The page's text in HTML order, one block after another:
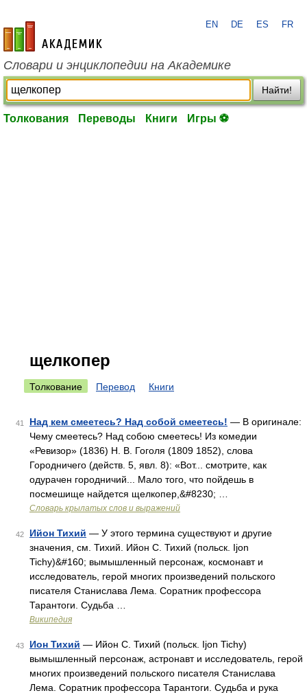
academic.ru
EN DE ES FR
Словари и энциклопедии на Академике
Найти!
Толкования Переводы Книги Игры ⚽
щелкопер
Толкование Перевод Книги
41 Над кем смеетесь? Над собой смеетесь! — В оригинале:
Чему смеетесь? Над собою смеетесь! Из комедии
«Ревизор» (1836) Н. В. Гоголя (1809 1852), слова
Городничего (действ. 5, явл. 8): «Вот... смотрите, как
одурачен городничий... Мало того, что пойдешь в
посмешище найдется щелкопер,&#8230; …
Словарь крылатых слов и выражений
42 Ийон Тихий — У этого термина существуют и другие
значения, см. Тихий. Ийон С. Тихий (польск. Ijon
Tichy)&#160; вымышленный персонаж, космонавт и
исследователь, герой многих произведений польского
писателя Станислава Лема. Соратник профессора
Тарантоги. Судьба …
Википедия
43 Ион Тихий — Ийон С. Тихий (польск. Ijon Tichy)
вымышленный персонаж, астронавт и исследователь, герой
многих произведений польского писателя Станислава
Лема. Соратник профессора Тарантоги. Судьба и рука